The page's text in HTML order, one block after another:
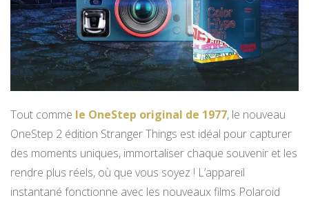
Tout comme le OneStep original de 1977, le nouveau
OneStep 2 édition Stranger Things est idéal pour capturer
des moments uniques, immortaliser chaque souvenir et les
rendre plus réels, où que vous soyez ! L’appareil
instantané fonctionne avec les nouveaux films Polaroid